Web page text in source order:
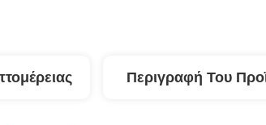
Περιγραφή Του